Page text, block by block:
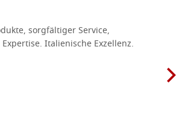
sorgfältiger Service,
Italienische Exzellenz.